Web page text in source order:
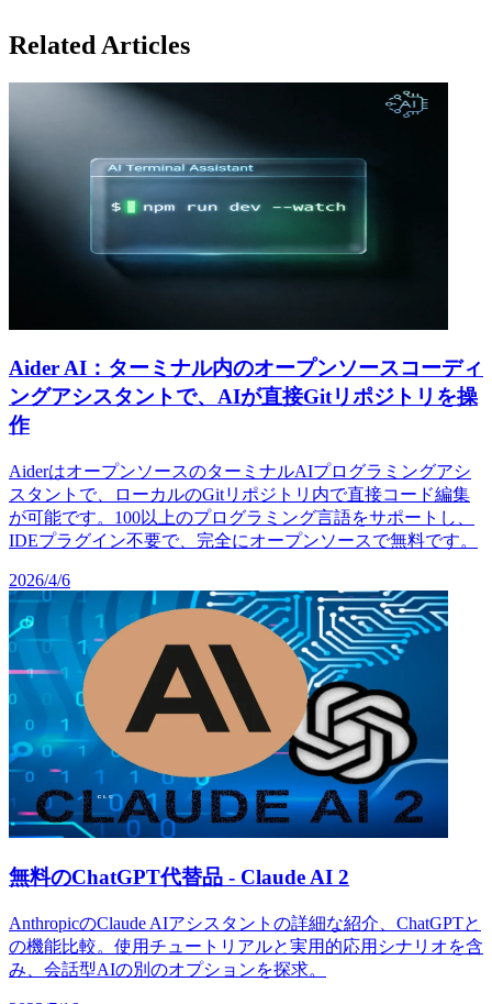
Related Articles
Aider AI：ターミナル内のオープンソースコーディ
ングアシスタントで、AIが直接Gitリポジトリを操
作
AiderはオープンソースのターミナルAIプログラミングアシ
スタントで、ローカルのGitリポジトリ内で直接コード編集
が可能です。100以上のプログラミング言語をサポートし、
IDEプラグイン不要で、完全にオープンソースで無料です。
2026/4/6
無料のChatGPT代替品 - Claude AI 2
AnthropicのClaude AIアシスタントの詳細な紹介、ChatGPTと
の機能比較。使用チュートリアルと実用的応用シナリオを含
み、会話型AIの別のオプションを探求。